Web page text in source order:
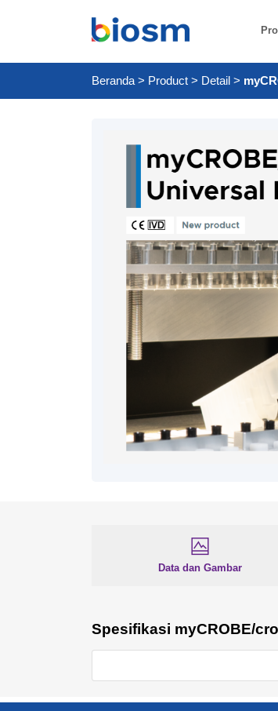
Beranda > Product > Detail >
Data dan Gambar
Spesifikasi myCROBE/